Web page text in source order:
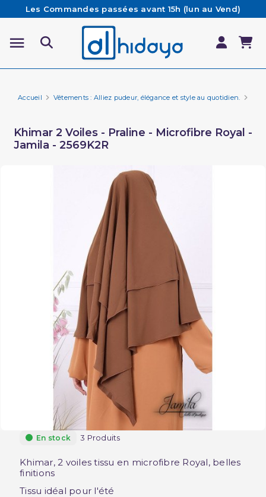
Les Commandes passées avant 15h (lun au Vend)
sont préparées et expédiées le jour même
Besoin d'aide ? Retrouvez notre FAQ
Livraison offerte à partir de 65€ d'achat*
Accueil Vêtements : Alliez pudeur, élégance et style au quotidien.
Khimar 2 Voiles - Praline - Microfibre Royal -
Jamila - 2569K2R
En stock 3 Produits
Khimar, 2 voilestissu en microfibre Royal, belles
finitions
Tissu idéal pour l'été